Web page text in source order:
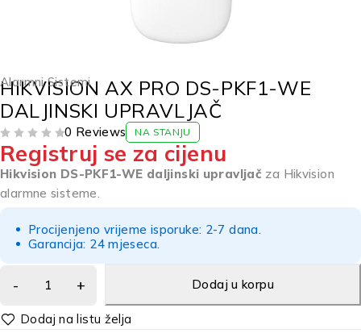
Alarmni Sistemi
HIKVISION AX PRO DS-PKF1-WE
DALJINSKI UPRAVLJAČ
0 Reviews NA STANJU
Registruj se za cijenu
Hikvision DS-PKF1-WE daljinski upravljač za Hikvision
alarmne sisteme.
Procijenjeno vrijeme isporuke: 2-7 dana.
Garancija: 24 mjeseca.
Dodaj u korpu
Alternative: